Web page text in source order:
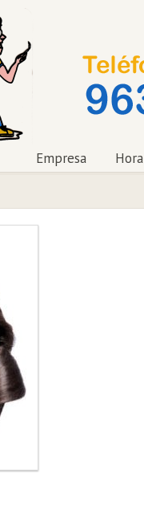
Empresa